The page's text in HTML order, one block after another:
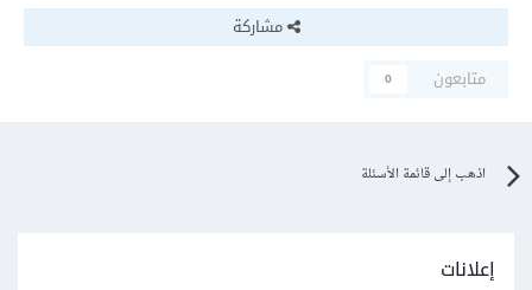
مشاركة
متابعون
0
اذهب إلى قائمة الأسئلة
إعلانات